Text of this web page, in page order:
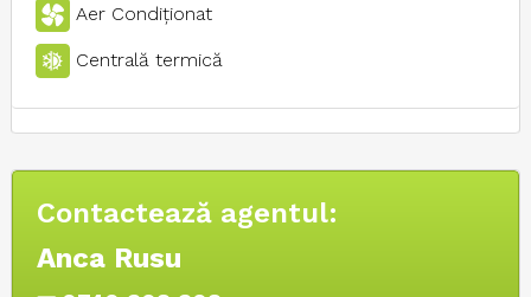
Aer Condiţionat
Centrală termică
Contactează agentul:
Anca Rusu